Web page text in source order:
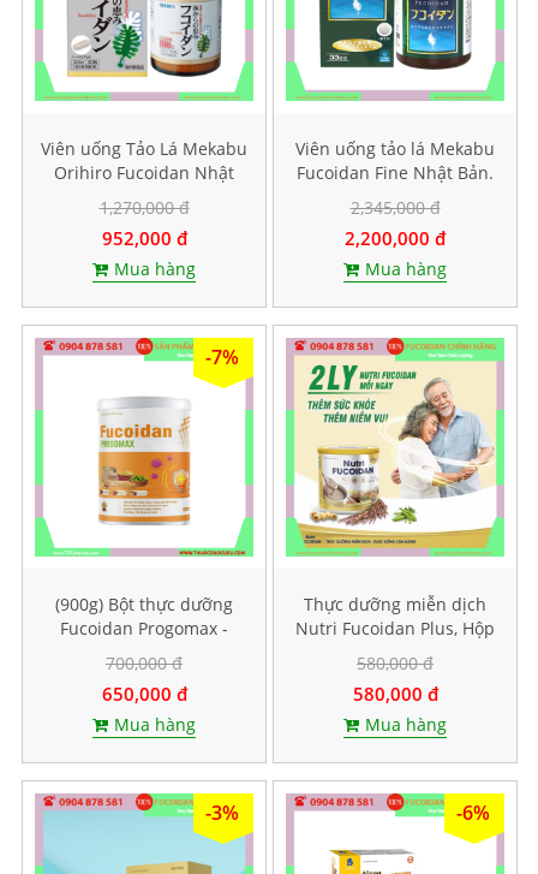
Viên uống Tảo Lá Mekabu
Orihiro Fucoidan Nhật
Bản. Hộp 90 viên
1,270,000 đ
952,000 đ
Mua hàng
Viên uống tảo lá Mekabu
Fucoidan Fine Nhật Bản.
Hộp 198 viên
2,345,000 đ
2,200,000 đ
Mua hàng
-7%
(900g) Bột thực dưỡng
Fucoidan Progomax -
dành cho bệnh nhân ung
thư
700,000 đ
650,000 đ
Mua hàng
Thực dưỡng miễn dịch
Nutri Fucoidan Plus, Hộp
500g
580,000 đ
580,000 đ
Mua hàng
-3% -6%